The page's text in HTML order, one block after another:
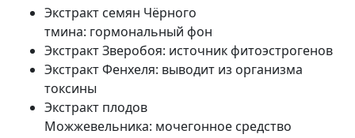
Экстракт семян Чёрного
тмина: гормональный фон
Экстракт Зверобоя: источник фитоэстрогенов
Экстракт Фенхеля: выводит из организма
токсины
Экстракт плодов
Можжевельника: мочегонное средство